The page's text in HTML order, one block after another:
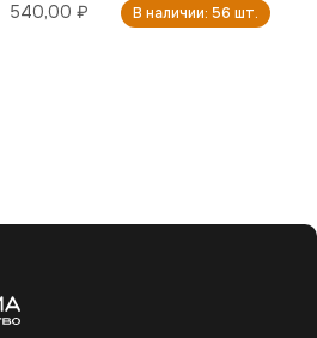
540,00 ₽ В наличии: 56 шт.